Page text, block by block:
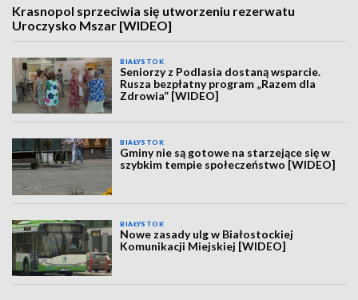
Krasnopol sprzeciwia się utworzeniu rezerwatu
Uroczysko Mszar [WIDEO]
BIAŁYSTOK
Seniorzy z Podlasia dostaną wsparcie.
Rusza bezpłatny program „Razem dla
Zdrowia” [WIDEO]
BIAŁYSTOK
Gminy nie są gotowe na starzejące się w
szybkim tempie społeczeństwo [WIDEO]
BIAŁYSTOK
Nowe zasady ulg w Białostockiej
Komunikacji Miejskiej [WIDEO]